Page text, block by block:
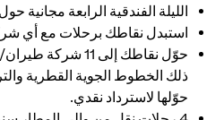
الليلة الفندقية الرابعة مجانية
استبدل نقاطك برحلات مع أي
حوّل نقاطك إلى 11
ذلك الخطوط الجوية القطرية
حوّلها لاسترداد نقدي.